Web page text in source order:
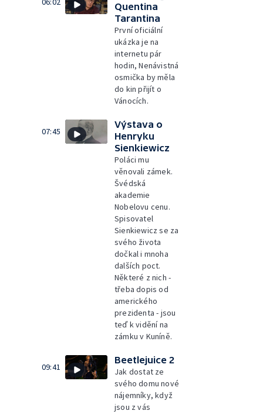
Quentina
Tarantina
První oficiální
ukázka je na
internetu pár
hodin, Nenávistná
osmička by měla
do kin přijít o
Vánocích.
07:45
Výstava o
Henryku
Sienkiewicz
Poláci mu
věnovali zámek.
Švédská
akademie
Nobelovu cenu.
Spisovatel
Sienkiewicz se za
svého života
dočkal i mnoha
dalších poct.
Některé z nich -
třeba dopis od
amerického
prezidenta - jsou
teď k vidění na
zámku v Kuníně.
09:41
Beetlejuice 2
Jak dostat ze
svého domu nové
nájemníky, když
jsou z vás